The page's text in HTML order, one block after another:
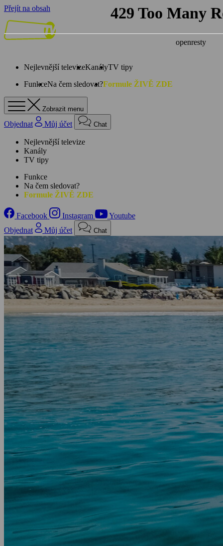
Přejít na obsah
Nejlevnější televizeKanályTV tipy
FunkceNa čem sledovat?Formule ŽIVĚ ZDE
Zobrazit menu
Objednat Můj účet Chat
Nejlevnější televize
Kanály
TV tipy
Funkce
Na čem sledovat?
Formule ŽIVĚ ZDE
Facebook Instagram
Youtube
Objednat
Můj účet Chat